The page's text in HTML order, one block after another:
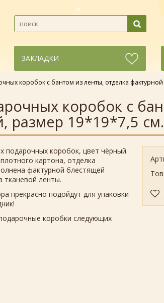
ЗАКЛАДКИ
коробок с бантом из ленты, отделка
коробок с
размер 19*19*7,5 см.
подарочных коробок, цвет чёрный.
картона, отделка
фактурной блестящей
тканевой ленты.
прекрасно подойдут для упаковки
коробки следующих